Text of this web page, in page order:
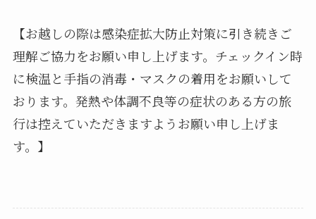
【お越しの際は感染症拡大防止対策に引き続きご
理解ご協力をお願い申し上げます。チェックイン時
に検温と手指の消毒・マスクの着用をお願いして
おります。発熱や体調不良等の症状のある方の旅
行は控えていただきますようお願い申し上げま
す。】